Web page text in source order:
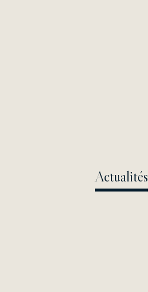
Actualités